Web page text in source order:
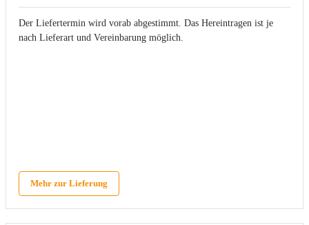
Der Liefertermin wird vorab abgestimmt. Das Hereintragen ist je
nach Lieferart und Vereinbarung möglich.
Mehr zur Lieferung